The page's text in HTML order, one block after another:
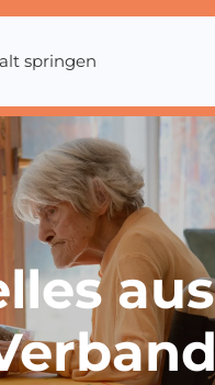
springen
aus